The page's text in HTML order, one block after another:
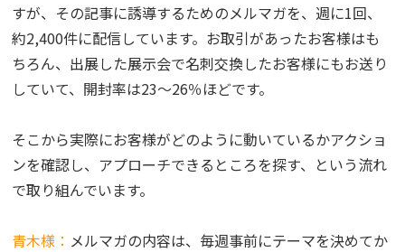
すが、その記事に誘導するためのメルマガを、週に1回、
約2,400件に配信しています。お取引があったお客様はも
ちろん、出展した展示会で名刺交換したお客様にもお送り
していて、開封率は23〜26％ほどです。
そこから実際にお客様がどのように動いているかアクショ
ンを確認し、アプローチできるところを探す、という流れ
で取り組んでいます。
青木様： メルマガの内容は、毎週事前にテーマを決めてか